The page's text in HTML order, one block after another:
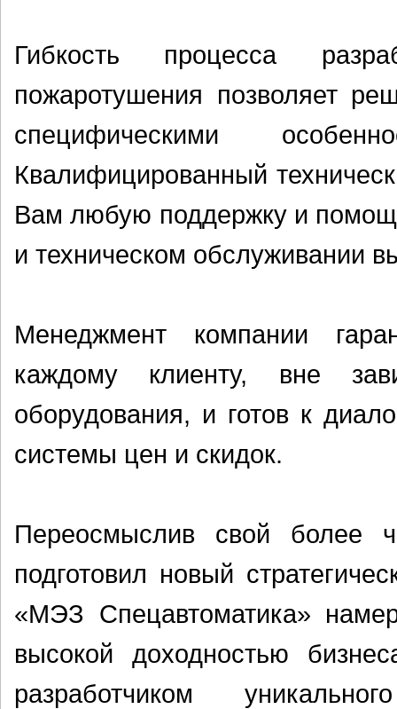
Гибкость процесса
пожаротушения позволяет
специфическими
Квалифицированный
Вам любую поддержку и
и техническом обслуживании
Менеджмент компании
каждому клиенту, вне
оборудования, и готов к
системы цен и скидок.
Переосмыслив свой более
подготовил новый
«МЭЗ Спецавтоматика»
высокой доходностью
разработчиком